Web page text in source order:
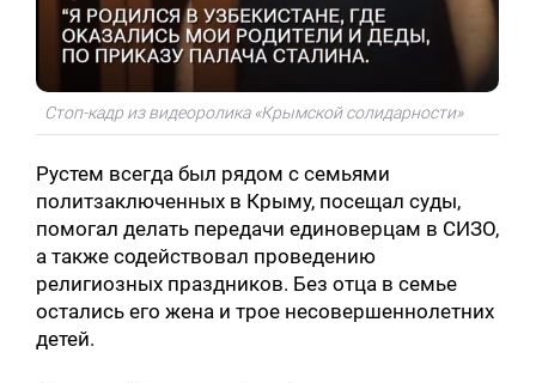
Стоп-кадр из видеоролика «Крымской солидарности»
Рустем всегда был рядом с семьями
политзаключенных в Крыму, посещал суды,
помогал делать передачи единоверцам в СИЗО,
а также содействовал проведению
религиозных праздников. Без отца в семье
остались его жена и трое несовершеннолетних
детей.